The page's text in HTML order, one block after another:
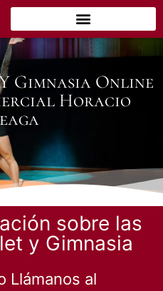
Gimnasia Online
Horacio
sobre las
y Gimnasia
Llámanos al